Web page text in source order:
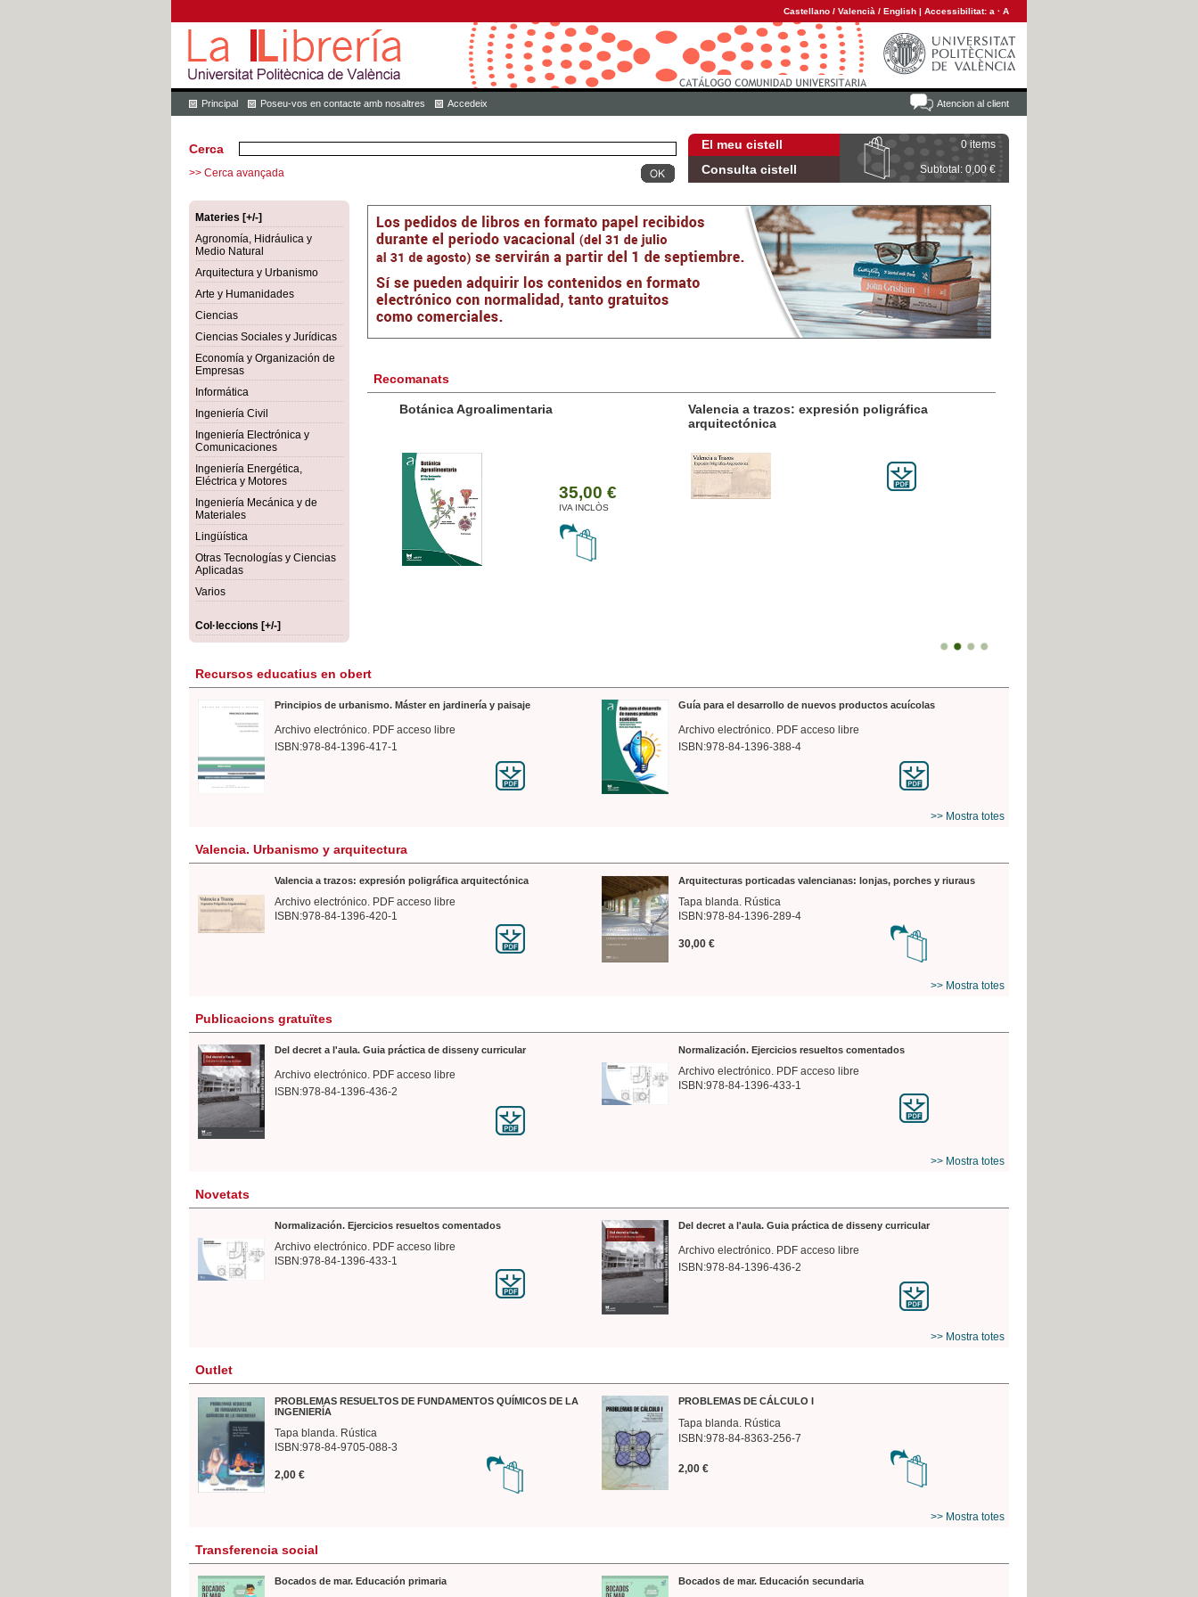
Castellano / Valencià / English | Accessibilitat: a · A
Atencion al client
Principal Poseu-vos en contacte amb nosaltres Accedeix
El meu cistell 0 items
Consulta cistell Subtotal: 0,00 €
Cerca
>> Cerca avançada
Materies [+/-]
Agronomía, Hidráulica y
Medio Natural
Arquitectura y Urbanismo
Arte y Humanidades
Ciencias
Ciencias Sociales y Jurídicas
Economía y Organización de
Empresas
Informática
Ingeniería Civil
Ingeniería Electrónica y
Comunicaciones
Ingeniería Energética,
Eléctrica y Motores
Ingeniería Mecánica y de
Materiales
Lingüística
Otras Tecnologías y Ciencias
Aplicadas
Varios
Col·leccions [+/-]
Recomanats
Botánica Agroalimentaria
35,00 €
IVA INCLÒS
Valencia a trazos: expresión poligráfica
arquitectónica
Recursos educatius en obert
Principios de urbanismo. Máster en jardinería y paisaje
Archivo electrónico. PDF acceso libre
ISBN:978-84-1396-417-1
Guía para el desarrollo de nuevos productos acuícolas
Archivo electrónico. PDF acceso libre
ISBN:978-84-1396-388-4
>> Mostra totes
Valencia. Urbanismo y arquitectura
Valencia a trazos: expresión poligráfica arquitectónica
Archivo electrónico. PDF acceso libre
ISBN:978-84-1396-420-1
Arquitecturas porticadas valencianas: lonjas, porches y riuraus
Tapa blanda. Rústica
ISBN:978-84-1396-289-4
30,00 €
>> Mostra totes
Publicacions gratuïtes
Del decret a l'aula. Guia práctica de disseny curricular
Archivo electrónico. PDF acceso libre
ISBN:978-84-1396-436-2
Normalización. Ejercicios resueltos comentados
Archivo electrónico. PDF acceso libre
ISBN:978-84-1396-433-1
>> Mostra totes
Novetats
Normalización. Ejercicios resueltos comentados
Archivo electrónico. PDF acceso libre
ISBN:978-84-1396-433-1
Del decret a l'aula. Guia práctica de disseny curricular
Archivo electrónico. PDF acceso libre
ISBN:978-84-1396-436-2
>> Mostra totes
Outlet
PROBLEMAS RESUELTOS DE FUNDAMENTOS QUÍMICOS DE LA
INGENIERÍA
Tapa blanda. Rústica
ISBN:978-84-9705-088-3
2,00 €
PROBLEMAS DE CÁLCULO I
Tapa blanda. Rústica
ISBN:978-84-8363-256-7
2,00 €
>> Mostra totes
Transferencia social
Bocados de mar. Educación primaria Bocados de mar. Educación secundaria